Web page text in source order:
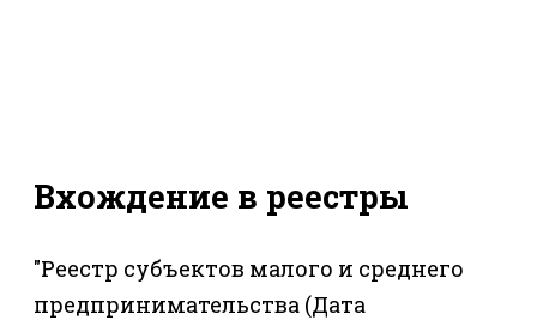
Вхождение в реестры
"Реестр субъектов малого и среднего
предпринимательства (Дата